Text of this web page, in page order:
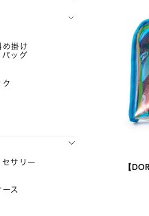
め掛け
ッグ
サリー
ス
【